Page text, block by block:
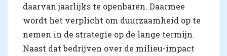
daarvan jaarlijks te openbaren. Daarmee
wordt het verplicht om duurzaamheid op te
nemen in de strategie op de lange termijn.
Naast dat bedrijven over de milieu-impact